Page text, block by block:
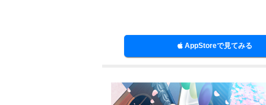
AppStoreで見てみる